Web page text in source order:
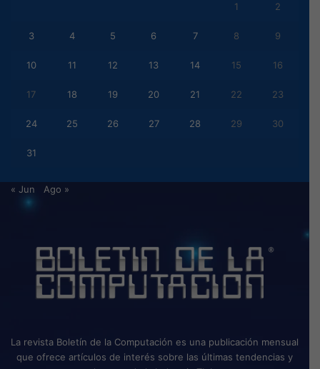
1 2
3 4 5 6 7 8 9
10 11 12 13 14 15 16
17 18 19 20 21 22 23
24 25 26 27 28 29 30
31
« Jun Ago »
La revista Boletín de la Computación es una publicación mensual
que ofrece artículos de interés sobre las últimas tendencias y